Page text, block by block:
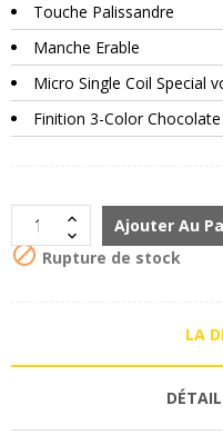
Touche Palissandre
Manche Erable
Micro Single Coil Special
Finition 3-Color
Ajouter Au
 Rupture de stock
LA